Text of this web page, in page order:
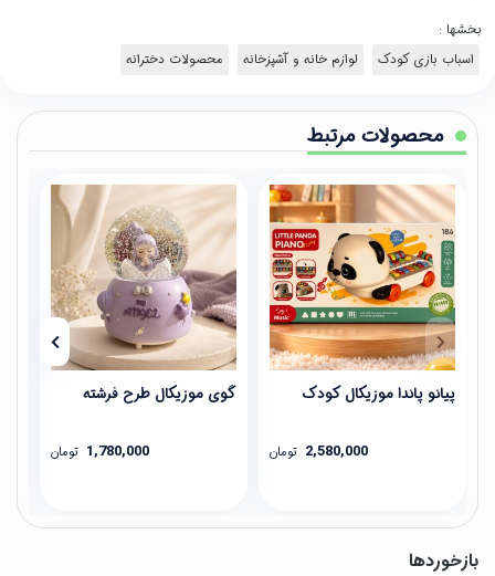
بخشها :
اسباب بازی کودک
لوازم خانه و آشپزخانه محصولات دخترانه
محصولات مرتبط
پیانو پاندا موزیکال کودک
2,580,000 تومان
گوی موزیکال طرح فرشته
1,780,000 تومان
بازخوردها